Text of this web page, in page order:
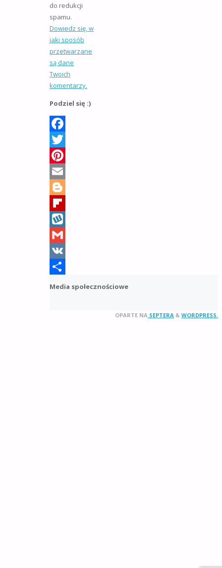
do redukcji
spamu.
Dowiedz się, w
jaki sposób
przetwarzane
są dane
Twoich
komentarzy.
Podziel się :)
Facebook
Twitter
Pinterest
Email
Blogger
Flipboard
Wykop
Gmail
VK
Share
Media społecznościowe
OPARTE NA SEPTERA & WORDPRESS.